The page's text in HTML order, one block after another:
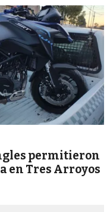
permitieron
en Tres Arroyos